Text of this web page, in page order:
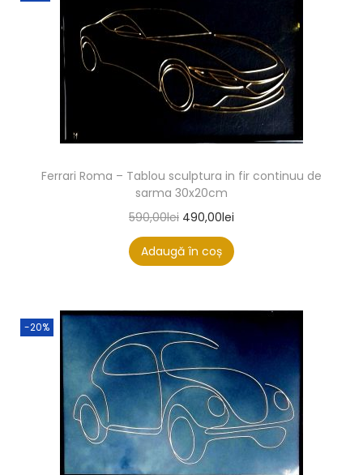
Ferrari Roma – Tablou sculptura in fir continuu de
sarma 30x20cm
590,00lei 490,00lei
Adaugă în coș
-20%